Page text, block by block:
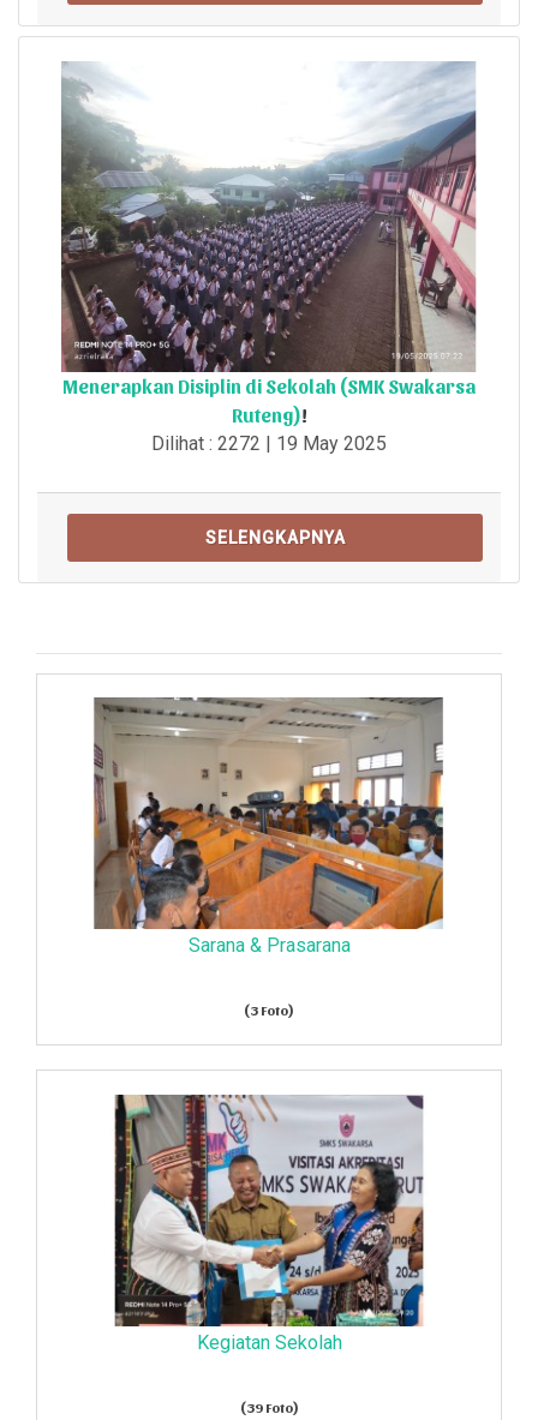
Menerapkan Disiplin di Sekolah (SMK Swakarsa
Ruteng)!
Dilihat : 2272 | 19 May 2025
SELENGKAPNYA
Sarana & Prasarana
(3 Foto)
Kegiatan Sekolah
(39 Foto)